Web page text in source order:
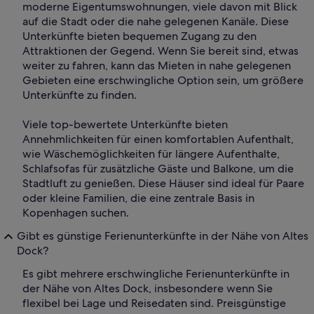
moderne Eigentumswohnungen, viele davon mit Blick
auf die Stadt oder die nahe gelegenen Kanäle. Diese
Unterkünfte bieten bequemen Zugang zu den
Attraktionen der Gegend. Wenn Sie bereit sind, etwas
weiter zu fahren, kann das Mieten in nahe gelegenen
Gebieten eine erschwingliche Option sein, um größere
Unterkünfte zu finden.
Viele top-bewertete Unterkünfte bieten
Annehmlichkeiten für einen komfortablen Aufenthalt,
wie Wäschemöglichkeiten für längere Aufenthalte,
Schlafsofas für zusätzliche Gäste und Balkone, um die
Stadtluft zu genießen. Diese Häuser sind ideal für Paare
oder kleine Familien, die eine zentrale Basis in
Kopenhagen suchen.
Gibt es günstige Ferienunterkünfte in der Nähe von Altes
Dock?
Es gibt mehrere erschwingliche Ferienunterkünfte in
der Nähe von Altes Dock, insbesondere wenn Sie
flexibel bei Lage und Reisedaten sind. Preisgünstige